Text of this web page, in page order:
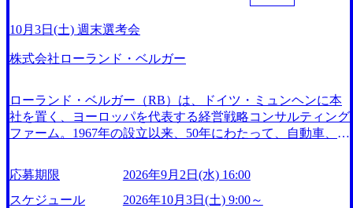
10月3日(土) 週末選考会
株式会社ローランド・ベルガー
ローランド・ベルガー（RB）は、ドイツ・ミュンヘンに本
社を置く、ヨーロッパを代表する経営戦略コンサルティング
ファーム。1967年の設立以来、50年にわたって、自動車、消
融、情報通信、航空・運輸などのサービス業など幅広い業界
のクライアントに対する数多くのコンサルティング実績を残
してきた。 現在では、世界50ヵ所以上のオフィスを展開、2,
応募期限
2026年9月2日(水) 16:00
スケジュール
2026年10月3日(土) 9:00～